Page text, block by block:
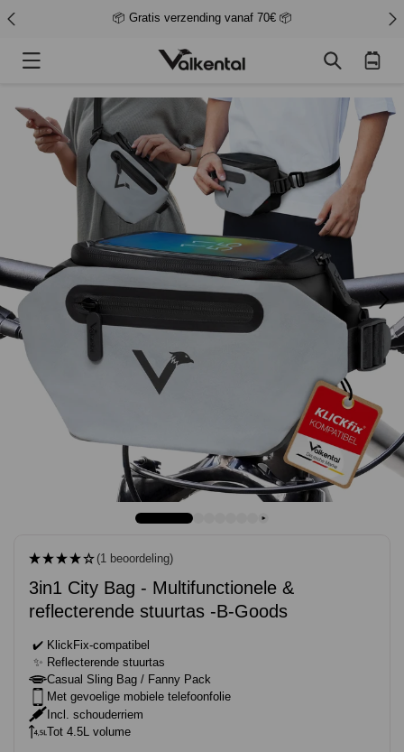
📦 Gratis verzending vanaf 70€ 📦
(1 beoordeling)
3in1 City Bag - Multifunctionele &
reflecterende stuurtas -B-Goods
✔️ KlickFix-compatibel
✨ Reflecterende stuurtas
Casual Sling Bag / Fanny Pack
Met gevoelige mobiele telefoonfolie
Incl. schouderriem
Tot 4.5L volume